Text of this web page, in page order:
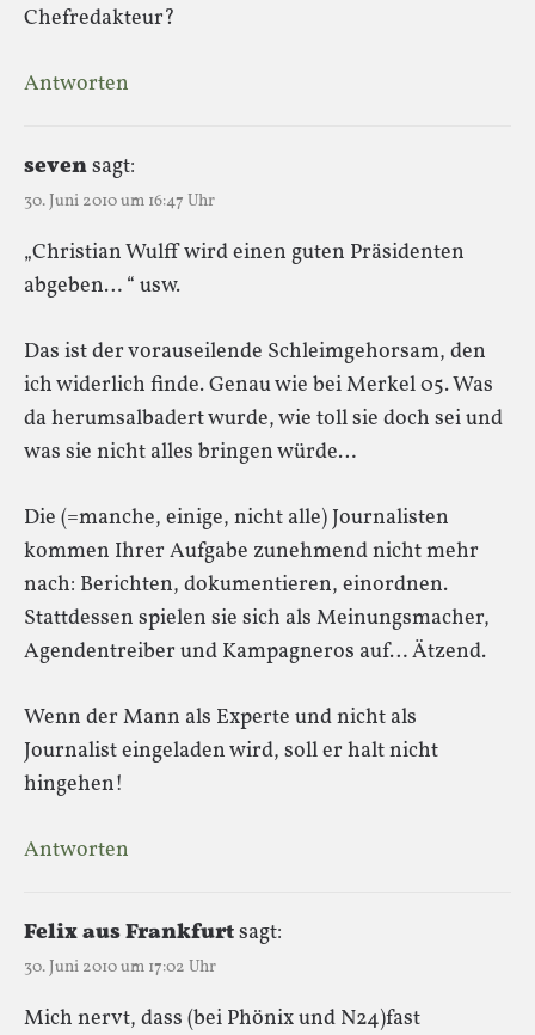
Chefredakteur?
Antworten
sevensagt:
30. Juni 2010 um 16:47 Uhr
„Christian Wulff wird einen guten Präsidenten
abgeben… “ usw.
Das ist der vorauseilende Schleimgehorsam, den
ich widerlich finde. Genau wie bei Merkel 05. Was
da herumsalbadert wurde, wie toll sie doch sei und
was sie nicht alles bringen würde…
Die (=manche, einige, nicht alle) Journalisten
kommen Ihrer Aufgabe zunehmend nicht mehr
nach: Berichten, dokumentieren, einordnen.
Stattdessen spielen sie sich als Meinungsmacher,
Agendentreiber und Kampagneros auf… Ätzend.
Wenn der Mann als Experte und nicht als
Journalist eingeladen wird, soll er halt nicht
hingehen!
Antworten
Felix aus Frankfurtsagt:
30. Juni 2010 um 17:02 Uhr
Mich nervt, dass (bei Phönix und N24)fast